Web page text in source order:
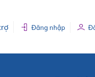
Đăng nhập